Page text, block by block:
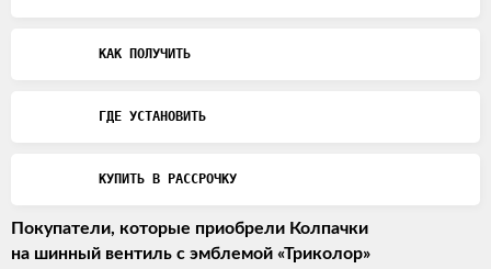
КАК ПОЛУЧИТЬ
ГДЕ УСТАНОВИТЬ
КУПИТЬ В РАССРОЧКУ
Покупатели, которые приобрели Колпачки
на шинный вентиль с эмблемой «Триколор»